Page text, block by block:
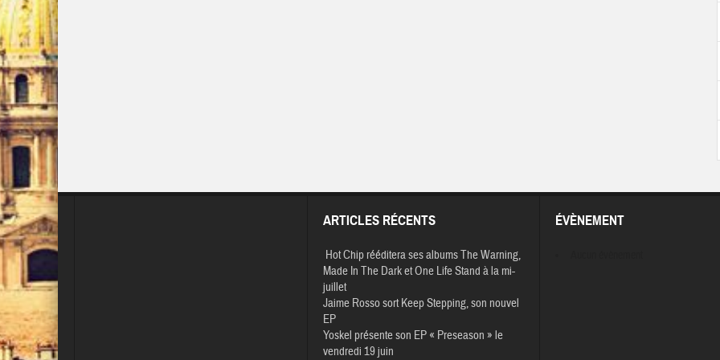
ARTICLES RÉCENTS
Hot Chip rééditera ses albums The Warning,
Made In The Dark et One Life Stand à la mi-
juillet
Jaime Rosso sort Keep Stepping, son nouvel
EP
Yoskel présente son EP « Preseason » le
vendredi 19 juin
ÉVÈNEMENT